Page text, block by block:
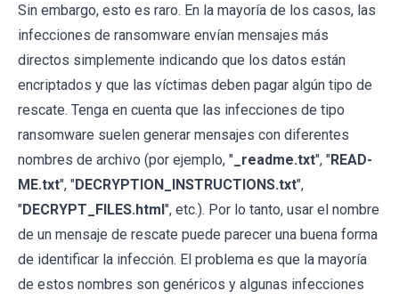
Sin embargo, esto es raro. En la mayoría de los casos, las
infecciones de ransomware envían mensajes más
directos simplemente indicando que los datos están
encriptados y que las víctimas deben pagar algún tipo de
rescate. Tenga en cuenta que las infecciones de tipo
ransomware suelen generar mensajes con diferentes
nombres de archivo (por ejemplo, " _readme.txt", "READ-
ME.txt", "DECRYPTION_INSTRUCTIONS.txt",
"DECRYPT_FILES.html", etc.). Por lo tanto, usar el nombre
de un mensaje de rescate puede parecer una buena forma
de identificar la infección. El problema es que la mayoría
de estos nombres son genéricos y algunas infecciones